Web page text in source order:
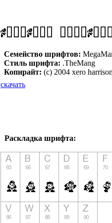
Семейство шрифтов:
Стиль шрифта: .TheMang
Копирайт: (c) 2004 xero
скачать
Раскладка шрифта: